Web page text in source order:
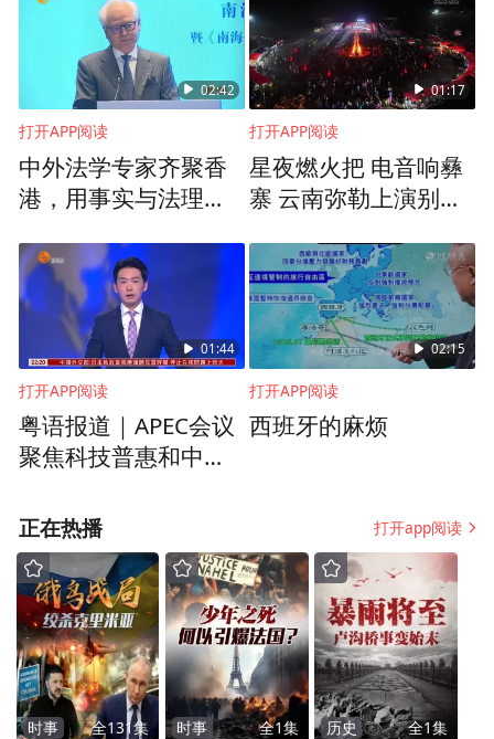
十分密切，例如金陵图书馆曾向马耳他图书
馆捐赠过几百本图书，建立了中国图书之
窗。“我来这个大会的其中一个目的就是加强
人际沟通，如果有更多人来到欧洲、来到马
耳他交流，就能将各自的文化发扬光大。”白
瀚轩如是说。
（以上内容整理时有删减，仅供参考）
02:42
打开APP阅读
中外法学专家齐聚香
港，用事实与法理揭
本质
01:17
打开APP阅读
星夜燃火把 电音响彝
寨 云南弥勒上演别样
01:44
打开APP阅读
粤语报道｜APEC会议
聚焦科技普惠和中小
02:15
打开APP阅读
西班牙的麻烦
正在热播 打开app阅读
时事 全131集 时事 全1集 历史 全1集